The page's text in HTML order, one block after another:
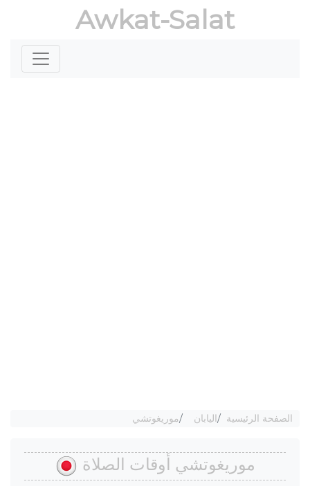
Awkat-Salat
الصفحة الرئيسية اليابان موريغوتشي
موريغوتشي أوقات الصلاة